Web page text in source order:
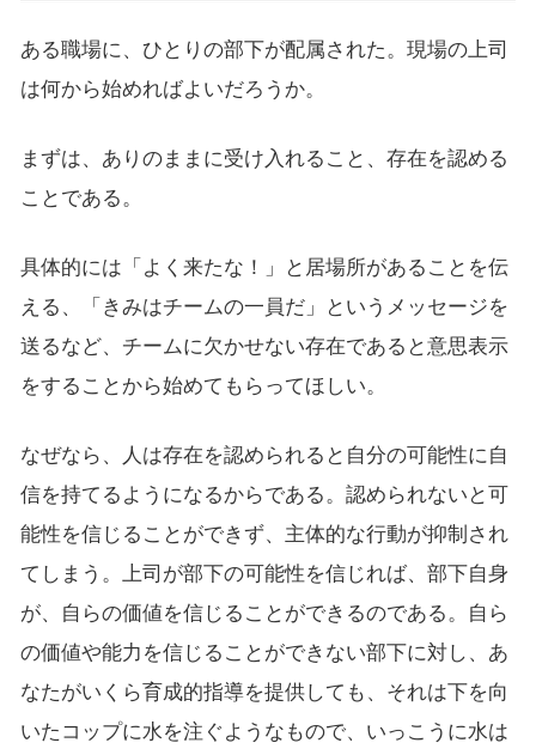
ある職場に、ひとりの部下が配属された。現場の上司
は何から始めればよいだろうか。
まずは、ありのままに受け入れること、存在を認める
ことである。
具体的には「よく来たな！」と居場所があることを伝
える、「きみはチームの一員だ」というメッセージを
送るなど、チームに欠かせない存在であると意思表示
をすることから始めてもらってほしい。
なぜなら、人は存在を認められると自分の可能性に自
信を持てるようになるからである。認められないと可
能性を信じることができず、主体的な行動が抑制され
てしまう。上司が部下の可能性を信じれば、部下自身
が、自らの価値を信じることができるのである。自ら
の価値や能力を信じることができない部下に対し、あ
なたがいくら育成的指導を提供しても、それは下を向
いたコップに水を注ぐようなもので、いっこうに水は